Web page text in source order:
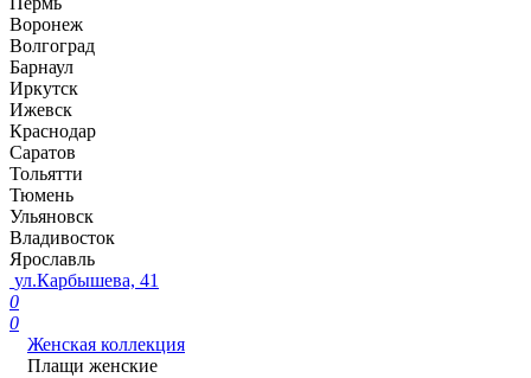
Воронеж
Волгоград
Барнаул
Иркутск
Ижевск
Краснодар
Саратов
Тольятти
Тюмень
Ульяновск
Владивосток
Ярославль
ул.Карбышева, 41
0
0
Женская коллекция
Плащи женские